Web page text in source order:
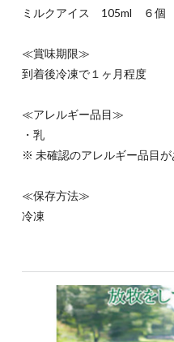
ミルクアイス 105ml ６個
≪賞味期限≫
到着後冷凍で１ヶ月程度
≪アレルギー品目≫
・乳
※ 未確認のアレルギー品目が
≪保存方法≫
冷凍